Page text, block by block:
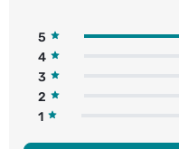
5
4
3
2
1